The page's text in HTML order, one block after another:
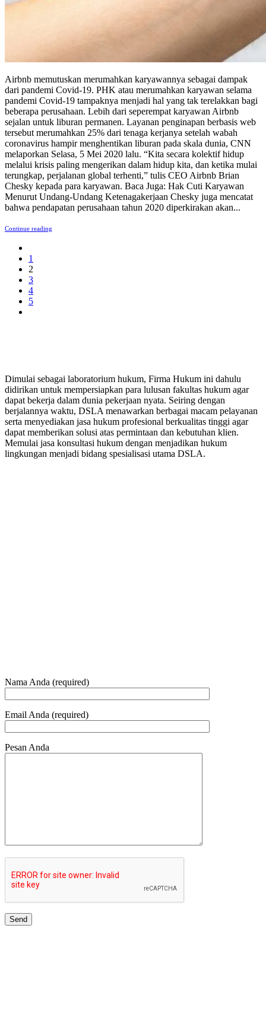
Airbnb memutuskan merumahkan karyawannya sebagai dampak
dari pandemi Covid-19. PHK atau merumahkan karyawan selama
pandemi Covid-19 tampaknya menjadi hal yang tak terelakkan bagi
beberapa perusahaan. Lebih dari seperempat karyawan Airbnb
sejalan untuk liburan permanen. Layanan penginapan berbasis web
tersebut merumahkan 25% dari tenaga kerjanya setelah wabah
coronavirus hampir menghentikan liburan pada skala dunia, CNN
melaporkan Selasa, 5 Mei 2020 lalu. “Kita secara kolektif hidup
melalui krisis paling mengerikan dalam hidup kita, dan ketika mulai
terungkap, perjalanan global terhenti,” tulis CEO Airbnb Brian
Chesky kepada para karyawan. Baca Juga: Hak Cuti Karyawan
Menurut Undang-Undang Ketenagakerjaan Chesky juga mencatat
bahwa pendapatan perusahaan tahun 2020 diperkirakan akan...
Continue reading
1
2
3
4
5
Dimulai sebagai laboratorium hukum, Firma Hukum ini dahulu
didirikan untuk mempersiapkan para lulusan fakultas hukum agar
dapat bekerja dalam dunia pekerjaan nyata. Seiring dengan
berjalannya waktu, DSLA menawarkan berbagai macam pelayanan
serta menyediakan jasa hukum profesional berkualitas tinggi agar
dapat memberikan solusi atas permintaan dan kebutuhan klien.
Memulai jasa konsultasi hukum dengan menjadikan hukum
lingkungan menjadi bidang spesialisasi utama DSLA.
Nama Anda (required)
Email Anda (required)
Pesan Anda